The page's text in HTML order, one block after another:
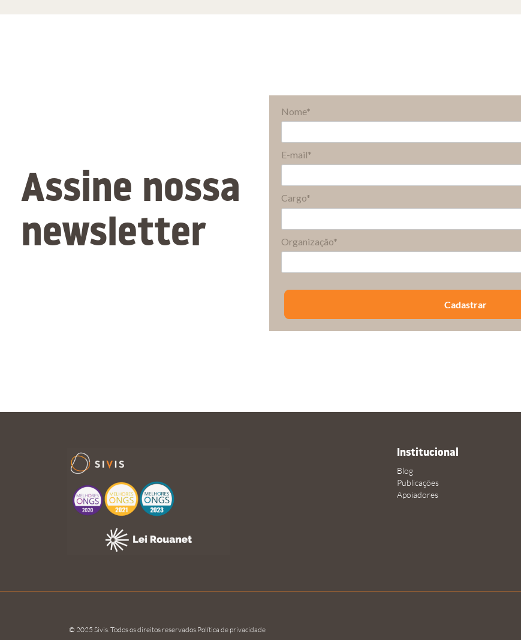
Assine nossa
newsletter
Nome*
E-mail*
Cargo*
Organização*
Cadastrar
Institucional
Blog
Publicações
Apoiadores
© 2025 Sivis. Todos os direitos reservados. Política de privacidade